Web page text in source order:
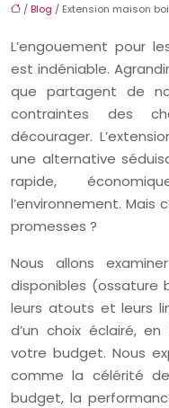
/ Blog / Extension maison
L’engouement pour
est indéniable.
que partagent de
contraintes des
décourager.
une alternative
rapide,
l’environnement.
promesses ?
Nous allons
disponibles (ossature
leurs atouts et leurs
d’un choix éclairé,
votre budget. Nous
comme la célérité
budget, la